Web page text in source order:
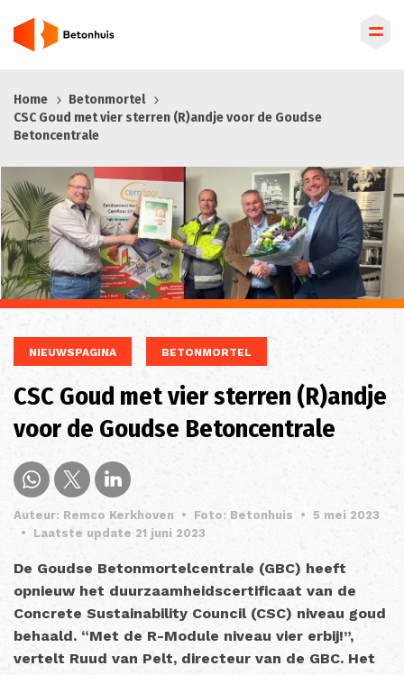
en
naar
inhoud
gaan
Home
Betonmortel
CSC Goud met vier sterren (R)andje voor de Goudse
Betoncentrale
NIEUWSPAGINA BETONMORTEL
CSC Goud met vier sterren (R)andje
voor de Goudse Betoncentrale
Auteur: Remco Kerkhoven • Foto: Betonhuis • 5 mei 2023
•
Laatste update 21 juni 2023
De Goudse Betonmortelcentrale (GBC) heeft
opnieuw het duurzaamheidscertificaat van de
Concrete Sustainability Council (CSC) niveau goud
behaald. “Met de R-Module niveau vier erbij!”,
vertelt Ruud van Pelt, directeur van de GBC. Het